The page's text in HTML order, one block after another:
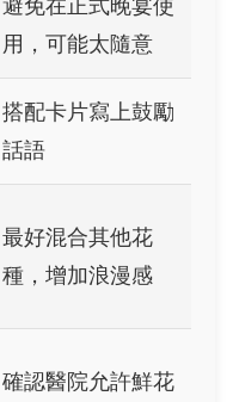
避免在正式晚宴使
用，可能太隨意
搭配卡片寫上鼓勵
話語
最好混合其他花
種，增加浪漫感
確認醫院允許鮮花